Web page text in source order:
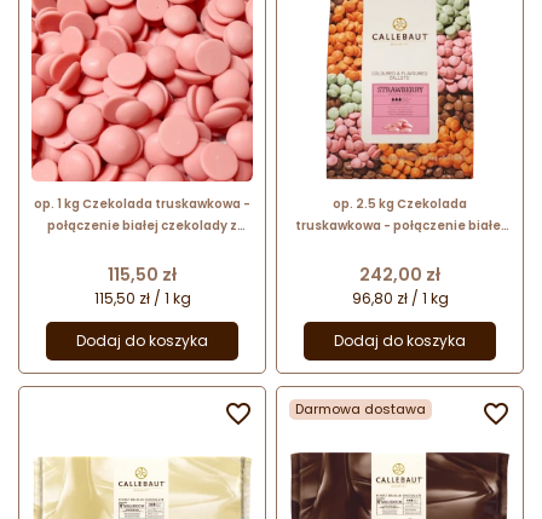
op. 1 kg Czekolada truskawkowa -
połączenie białej czekolady z
Strawberry Callets™ Callebaut
Cena
115,50 zł
115,50 zł / 1 kg
Dodaj do koszyka
op. 2.5 kg Czekolada
truskawkowa - połączenie białej
truskawkowym - Strawberry
Callets™ Callebaut
Cena
242,00 zł
96,80 zł / 1 kg
Dodaj do koszyka
 Darmowa dostawa 